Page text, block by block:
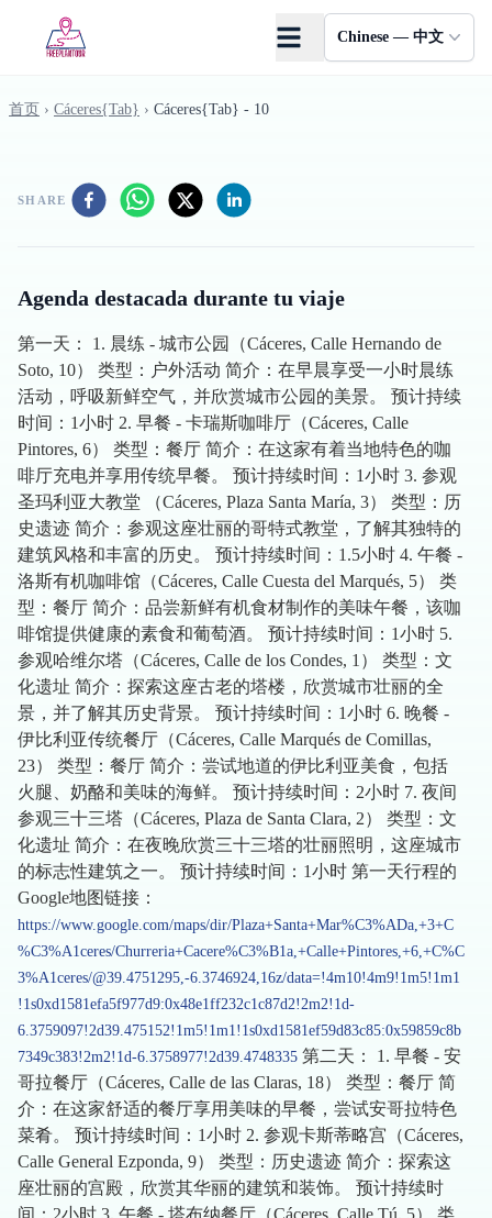
Chinese — 中文
首页 › Cáceres{Tab} › Cáceres{Tab} - 10
SHARE
Agenda destacada durante tu viaje
第一天： 1. 晨练 - 城市公园（Cáceres, Calle Hernando de
Soto, 10） 类型：户外活动 简介：在早晨享受一小时晨练
活动，呼吸新鲜空气，并欣赏城市公园的美景。 预计持续
时间：1小时 2. 早餐 - 卡瑞斯咖啡厅（Cáceres, Calle
Pintores, 6） 类型：餐厅 简介：在这家有着当地特色的咖
啡厅充电并享用传统早餐。 预计持续时间：1小时 3. 参观
圣玛利亚大教堂 （Cáceres, Plaza Santa María, 3） 类型：历
史遗迹 简介：参观这座壮丽的哥特式教堂，了解其独特的
建筑风格和丰富的历史。 预计持续时间：1.5小时 4. 午餐 -
洛斯有机咖啡馆（Cáceres, Calle Cuesta del Marqués, 5） 类
型：餐厅 简介：品尝新鲜有机食材制作的美味午餐，该咖
啡馆提供健康的素食和葡萄酒。 预计持续时间：1小时 5.
参观哈维尔塔（Cáceres, Calle de los Condes, 1） 类型：文
化遗址 简介：探索这座古老的塔楼，欣赏城市壮丽的全
景，并了解其历史背景。 预计持续时间：1小时 6. 晚餐 -
伊比利亚传统餐厅（Cáceres, Calle Marqués de Comillas,
23） 类型：餐厅 简介：尝试地道的伊比利亚美食，包括
火腿、奶酪和美味的海鲜。 预计持续时间：2小时 7. 夜间
参观三十三塔（Cáceres, Plaza de Santa Clara, 2） 类型：文
化遗址 简介：在夜晚欣赏三十三塔的壮丽照明，这座城市
的标志性建筑之一。 预计持续时间：1小时 第一天行程的
Google地图链接：
https://www.google.com/maps/dir/Plaza+Santa+Mar%C3%ADa,+3+C
%C3%A1ceres/Churreria+Cacere%C3%B1a,+Calle+Pintores,+6,+C%C
3%A1ceres/@39.4751295,-6.3746924,16z/data=!4m10!4m9!1m5!1m1
!1s0xd1581efa5f977d9:0x48e1ff232c1c87d2!2m2!1d-
6.3759097!2d39.475152!1m5!1m1!1s0xd1581ef59d83c85:0x59859c8b
7349c383!2m2!1d-6.3758977!2d39.4748335 第二天： 1. 早餐 - 安
哥拉餐厅（Cáceres, Calle de las Claras, 18） 类型：餐厅 简
介：在这家舒适的餐厅享用美味的早餐，尝试安哥拉特色
菜肴。 预计持续时间：1小时 2. 参观卡斯蒂略宫（Cáceres,
Calle General Ezponda, 9） 类型：历史遗迹 简介：探索这
座壮丽的宫殿，欣赏其华丽的建筑和装饰。 预计持续时
间：2小时 3. 午餐 - 塔布纳餐厅（Cáceres, Calle Tú, 5） 类